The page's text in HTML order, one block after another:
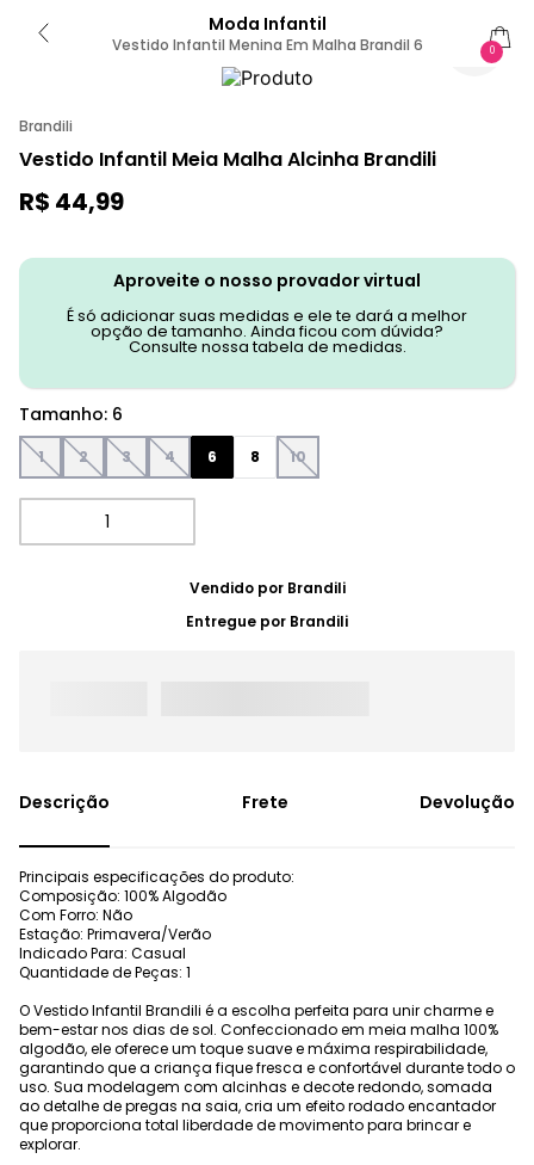
Moda Infantil
Vestido Infantil Menina Em Malha Brandil 6 0
Brandili
Vestido Infantil Meia Malha Alcinha Brandili
R$ 44,99
Aproveite o nosso provador virtual
É só adicionar suas medidas e ele te dará a melhor
opção de tamanho. Ainda ficou com dúvida?
Consulte nossa tabela de medidas.
Tamanho: 6
1 2 3 4 6 8 10
Vendido por Brandili
Entregue por Brandili
Frete Devolução
Principais especificações do produto:
Composição: 100% Algodão
Com Forro: Não
Estação: Primavera/Verão
Indicado Para: Casual
Quantidade de Peças: 1
O Vestido Infantil Brandili é a escolha perfeita para unir charme e
bem-estar nos dias de sol. Confeccionado em meia malha 100%
algodão, ele oferece um toque suave e máxima respirabilidade,
garantindo que a criança fique fresca e confortável durante todo o
uso. Sua modelagem com alcinhas e decote redondo, somada
ao detalhe de pregas na saia, cria um efeito rodado encantador
que proporciona total liberdade de movimento para brincar e
explorar.